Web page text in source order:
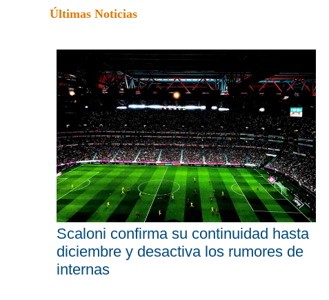
Últimas Noticias
Scaloni confirma su continuidad hasta
diciembre y desactiva los rumores de
internas